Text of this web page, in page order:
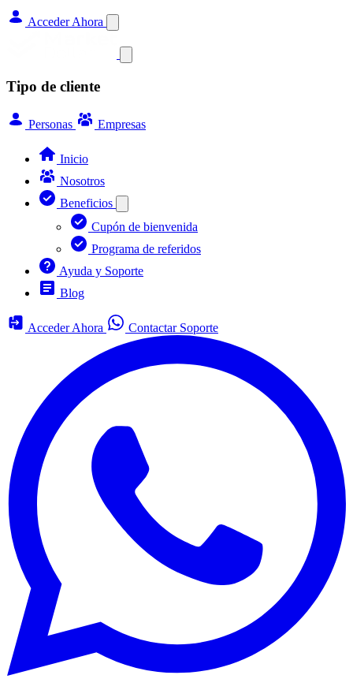
Acceder Ahora
Tipo de cliente
Personas Empresas
Inicio
Nosotros
Beneficios
Cupón de bienvenida
Programa de referidos
Ayuda y Soporte
Blog
Acceder Ahora Contactar Soporte